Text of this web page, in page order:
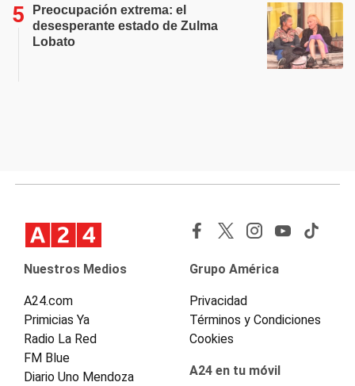
Preocupación extrema: el
desesperante estado de Zulma
Lobato
Nuestros Medios
A24.com
Primicias Ya
Radio La Red
FM Blue
Diario Uno Mendoza
Grupo América
Privacidad
Términos y Condiciones
Cookies
A24 en tu móvil